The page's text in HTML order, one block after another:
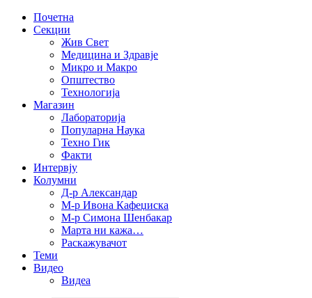
Почетна
Секции
Жив Свет
Медицина и Здравје
Микро и Макро
Општество
Технологија
Магазин
Лабораторија
Популарна Наука
Техно Гик
Факти
Интервју
Колумни
Д-р Александар
М-р Ивона Кафеџиска
М-р Симона Шенбакар
Марта ни кажа…
Раскажувачот
Теми
Видео
Видеа